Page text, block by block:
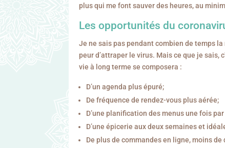
plus qui me font sauver des heures, au
Les opportunités du
Je ne sais pas pendant combien de temps
peur d’attraper le virus. Mais ce que je sais,
vie à long terme se composera :
D’un agenda plus épuré;
De fréquence de rendez-vous plus aérée;
D’une planification des menus une fois
D’une épicerie aux deux semaines et
De plus de commandes en ligne, moins